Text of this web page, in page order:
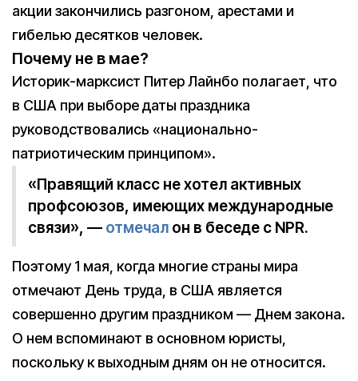
акции закончились разгоном, арестами и
гибелью десятков человек.
Почему не в мае?
Историк-марксист Питер Лайнбо полагает, что
в США при выборе даты праздника
руководствовались «национально-
патриотическим принципом».
«Правящий класс не хотел активных
профсоюзов, имеющих международные
связи», — отмечал он в беседе с NPR.
Поэтому 1 мая, когда многие страны мира
отмечают День труда, в США является
совершенно другим праздником — Днем закона.
О нем вспоминают в основном юристы,
поскольку к выходным дням он не относится.